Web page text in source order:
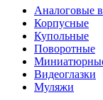
Аналоговые
Корпусные
Купольные
Поворотные
Видеоглазки
Муляжи